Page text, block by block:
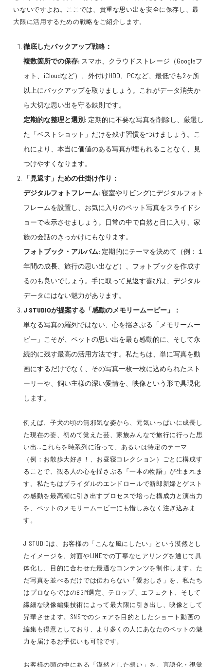
いないですよね。ここでは、貴重な思い出を安全に保存し、最
大限に活用するための戦略をご紹介します。
徹底したバックアップ戦略：
複数箇所での保存: スマホ、クラウドストレージ（Googleフ
ォト、iCloudなど）、外付けHDD、PCなど、最低でも2ヶ所
以上にバックアップを取りましょう。これがデータ消失か
ら大切な思い出を守る鉄則です。
定期的な整理と選別: 定期的に不要な写真を削除し、厳選し
た「ベストショット」だけを残す習慣をつけましょう。こ
れにより、本当に価値のある写真が埋もれることなく、見
つけやすくなります。
「見返す」ための仕掛け作り：
デジタルフォトフレーム: 寝室やリビングにデジタルフォト
フレームを設置し、お気に入りのペット写真をスライドシ
ョーで表示させましょう。日常の中で自然と目に入り、家
族の会話のきっかけにもなります。
フォトブック・アルバム: 定期的にテーマを決めて（例：１
年間の成長、旅行の思い出など）、フォトブックを作成す
るのも良いでしょう。手に取って見返す喜びは、デジタル
データにはない魅力があります。
J STUDIOが提案する「感動のメモリームービー」：
単なる写真の羅列ではない、心を揺さぶる「メモリームー
ビー」こそが、ペットの思い出を最も感動的に、そして永
続的に残す最高の活用方法です。私たちは、単に写真を動
画にするだけでなく、その写真一枚一枚に込められたスト
ーリーや、飼い主様の深い愛情を、映像という形で具現化
します。
例えば、子犬の頃の無邪気な姿から、元気いっぱいに成長し
た現在の姿、初めて覚えた芸、家族みんなで旅行に行った思
い出…これらを時系列に沿って、あるいは特定のテーマ
（例：お散歩大好き！、お昼寝コレクション）ごとに構成す
ることで、観る人の心を揺さぶる「一本の物語」が生まれま
す。私たちはブライダルのエンドロールで新郎新婦とゲスト
の感動を最高潮に引き出すプロセスで培った構成力と演出力
を、ペットのメモリームービーにも惜しみなく注ぎ込みま
す。
J STUDIOは、お客様の「こんな風にしたい」という漠然とし
たイメージを、対面やLINEでの丁寧なヒアリングを通じて具
体化し、目的に合わせた最適なコンテンツを制作します。た
だ写真を並べるだけでは伝わらない「愛おしさ」を、私たち
はプロならではのBGM選定、テロップ、エフェクト、そして
繊細な映像編集技術によって最大限に引き出し、映像として
昇華させます。SNSでのシェアを目的としたショート動画の
編集も得意としており、より多くの人にあなたのペットの魅
力を届けるお手伝いも可能です。
お客様の頭の中にある「漠然とした想い」を、言語化・視覚